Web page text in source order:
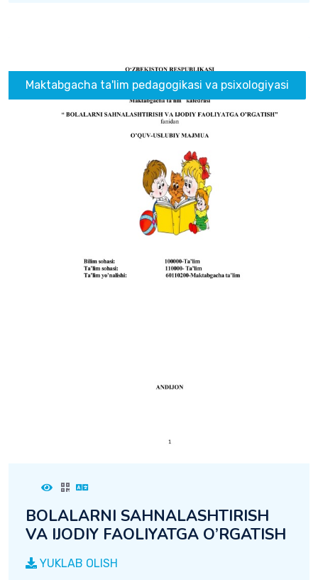
Maktabgacha ta'lim pedagogikasi va psixologiyasi
BOLALARNI SAHNALASHTIRISH
VA IJODIY FAOLIYATGA O’RGATISH
YUKLAB OLISH